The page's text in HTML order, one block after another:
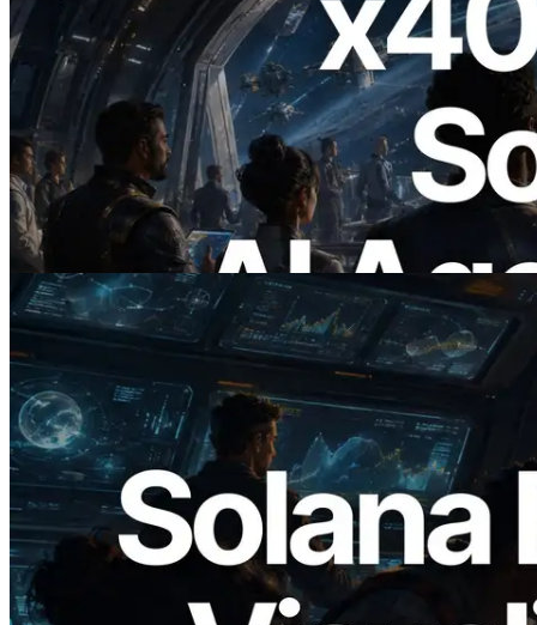
2026.07.04
ERPC lanza Solana RPC compatible con
x402 — La era en la que los agentes de IA
pagan bajo demanda por las API que
necesitan
Leer este artículo
2026.05.24
Validators Solutions lanza el Solana Block